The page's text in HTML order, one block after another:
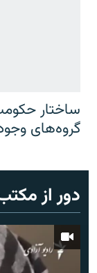
ساختار
گروه‌های
دور از